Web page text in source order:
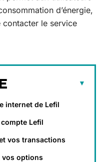
d’énergie,
le service
internet de Lefil
Lefil
vos transactions
vos options